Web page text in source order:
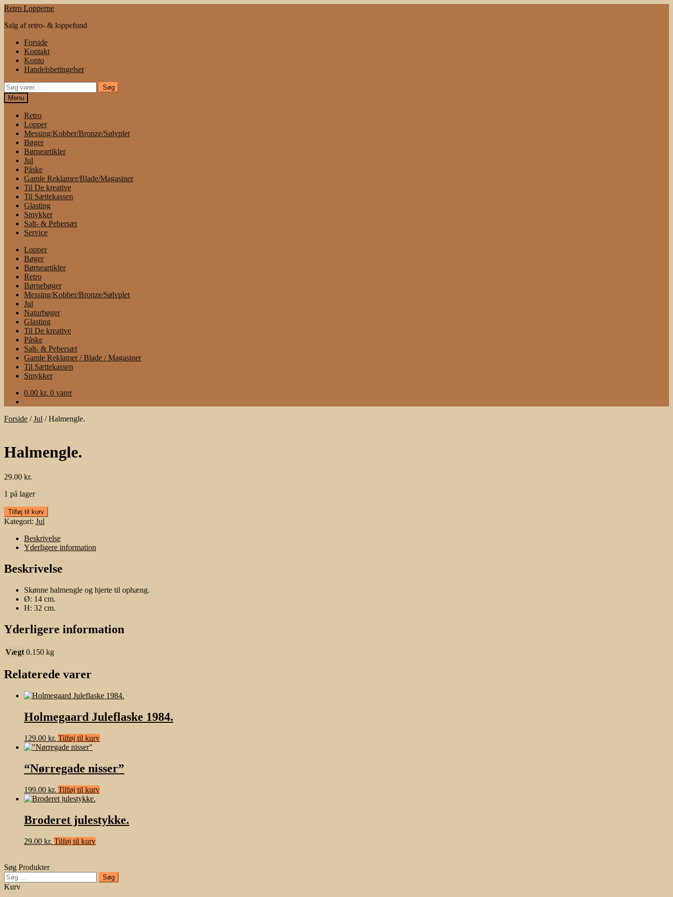
Spring
navigation
Spring
indhold
Retro Lopperne
Salg af retro- & loppefund
Forside
Kontakt
Konto
Handelsbetingelser
Søg
efter:
Søg
Menu
Retro
Lopper
Messing/Kobber/Bronze/Sølvplet
Bøger
Børneartikler
Jul
Påske
Gamle Reklamer/Blade/Magasiner
Til De kreative
Til Sættekassen
Glasting
Smykker
Salt- & Pebersæt
Service
Lopper
Bøger
Børneartikler
Retro
Børnebøger
Messing/Kobber/Bronze/Sølvplet
Jul
Naturbøger
Glasting
Til De kreative
Påske
Salt- & Pebersæt
Gamle Reklamer / Blade / Magasiner
Til Sættekassen
Smykker
0.00 kr. 0 varer
Forside /Jul /Halmengle.
Halmengle.
29.00 kr.
1 på lager
Halmengle.
antal
Tilføj til kurv
Kategori: Jul
Beskrivelse
Yderligere information
Beskrivelse
Skønne halmengle og hjerte til ophæng.
Ø: 14 cm.
H: 32 cm.
Yderligere information
Vægt 0.150 kg
Relaterede varer
Holmegaard Juleflaske 1984.
129.00 kr. Tilføj til kurv
“Nørregade nisser”
199.00 kr. Tilføj til kurv
Broderet julestykke.
29.00 kr. Tilføj til kurv
Søg Produkter
Søg
efter:
Kurv